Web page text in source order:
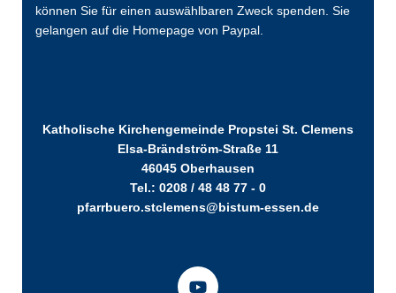
können Sie für einen auswählbaren Zweck spenden. Sie
gelangen auf die Homepage von Paypal.
Katholische Kirchengemeinde Propstei St. Clemens
Elsa-Brändström-Straße 11
46045 Oberhausen
Tel.: 0208 / 48 48 77 - 0
pfarrbuero.stclemens@bistum-essen.de